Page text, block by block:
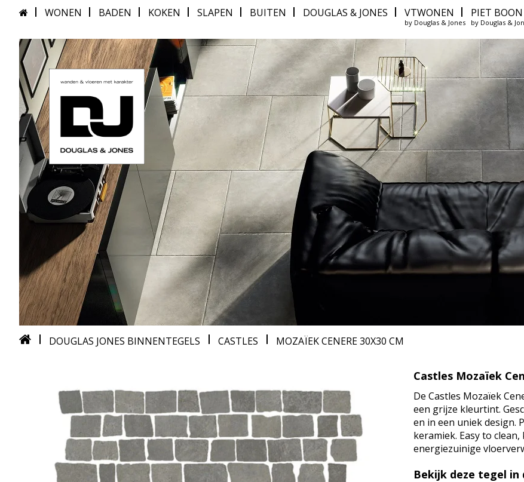
WONEN BADEN KOKEN SLAPEN BUITEN DOUGLAS & JONES VTWONEN
by Douglas & Jones
PIET BOON
by Douglas &
DOUGLAS JONES BINNENTEGELS CASTLES MOZAÏEK CENERE30X30 CM
Castles Mozaïek
De Castles Mozaïek
een grijze kleurtint.
en in een uniek design.
keramiek. Easy to
energiezuinige
Bekijk deze tegel in